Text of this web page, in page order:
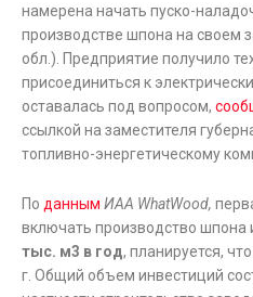
намерена начать пуско-
производстве шпона на своем
обл.). Предприятие получило
присоединиться к
оставалась под вопросом,
ссылкой на заместителя
топливно-энергетическому
По данным ИАА WhatWood,
включать производство шпона
тыс. м3 в год, планируется,
г. Общий объем инвестиций